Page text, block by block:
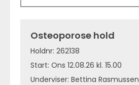
Osteoporose hold
Holdnr: 262138
Start: Ons 12.08.26 kl. 15.00
Underviser: Bettina Rasmussen